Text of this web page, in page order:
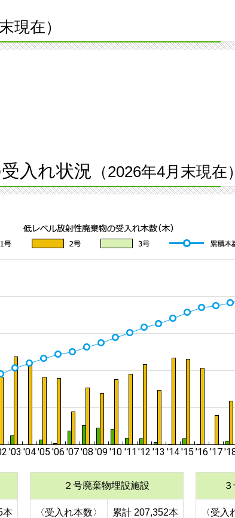
現在）
入れ状況 （2026年4月末現在
本
２号廃棄物埋設施設
〈受入れ本数〉 累計 207,352本 〈受入